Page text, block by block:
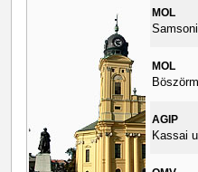
MOL
MOL
AGIP
Kassai